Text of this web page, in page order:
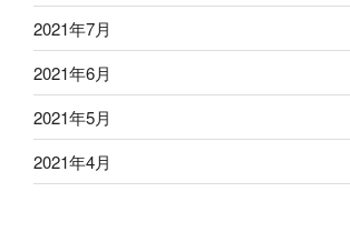
2021年7月
2021年6月
2021年5月
2021年4月